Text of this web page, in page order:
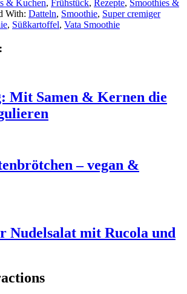
& Kuchen, Frühstück, Rezepte, Smoothies &
With: Datteln, Smoothie, Super cremiger
, Süßkartoffel, Vata Smoothie
Mit Samen & Kernen die
– vegan &
Nudelsalat mit Rucola und